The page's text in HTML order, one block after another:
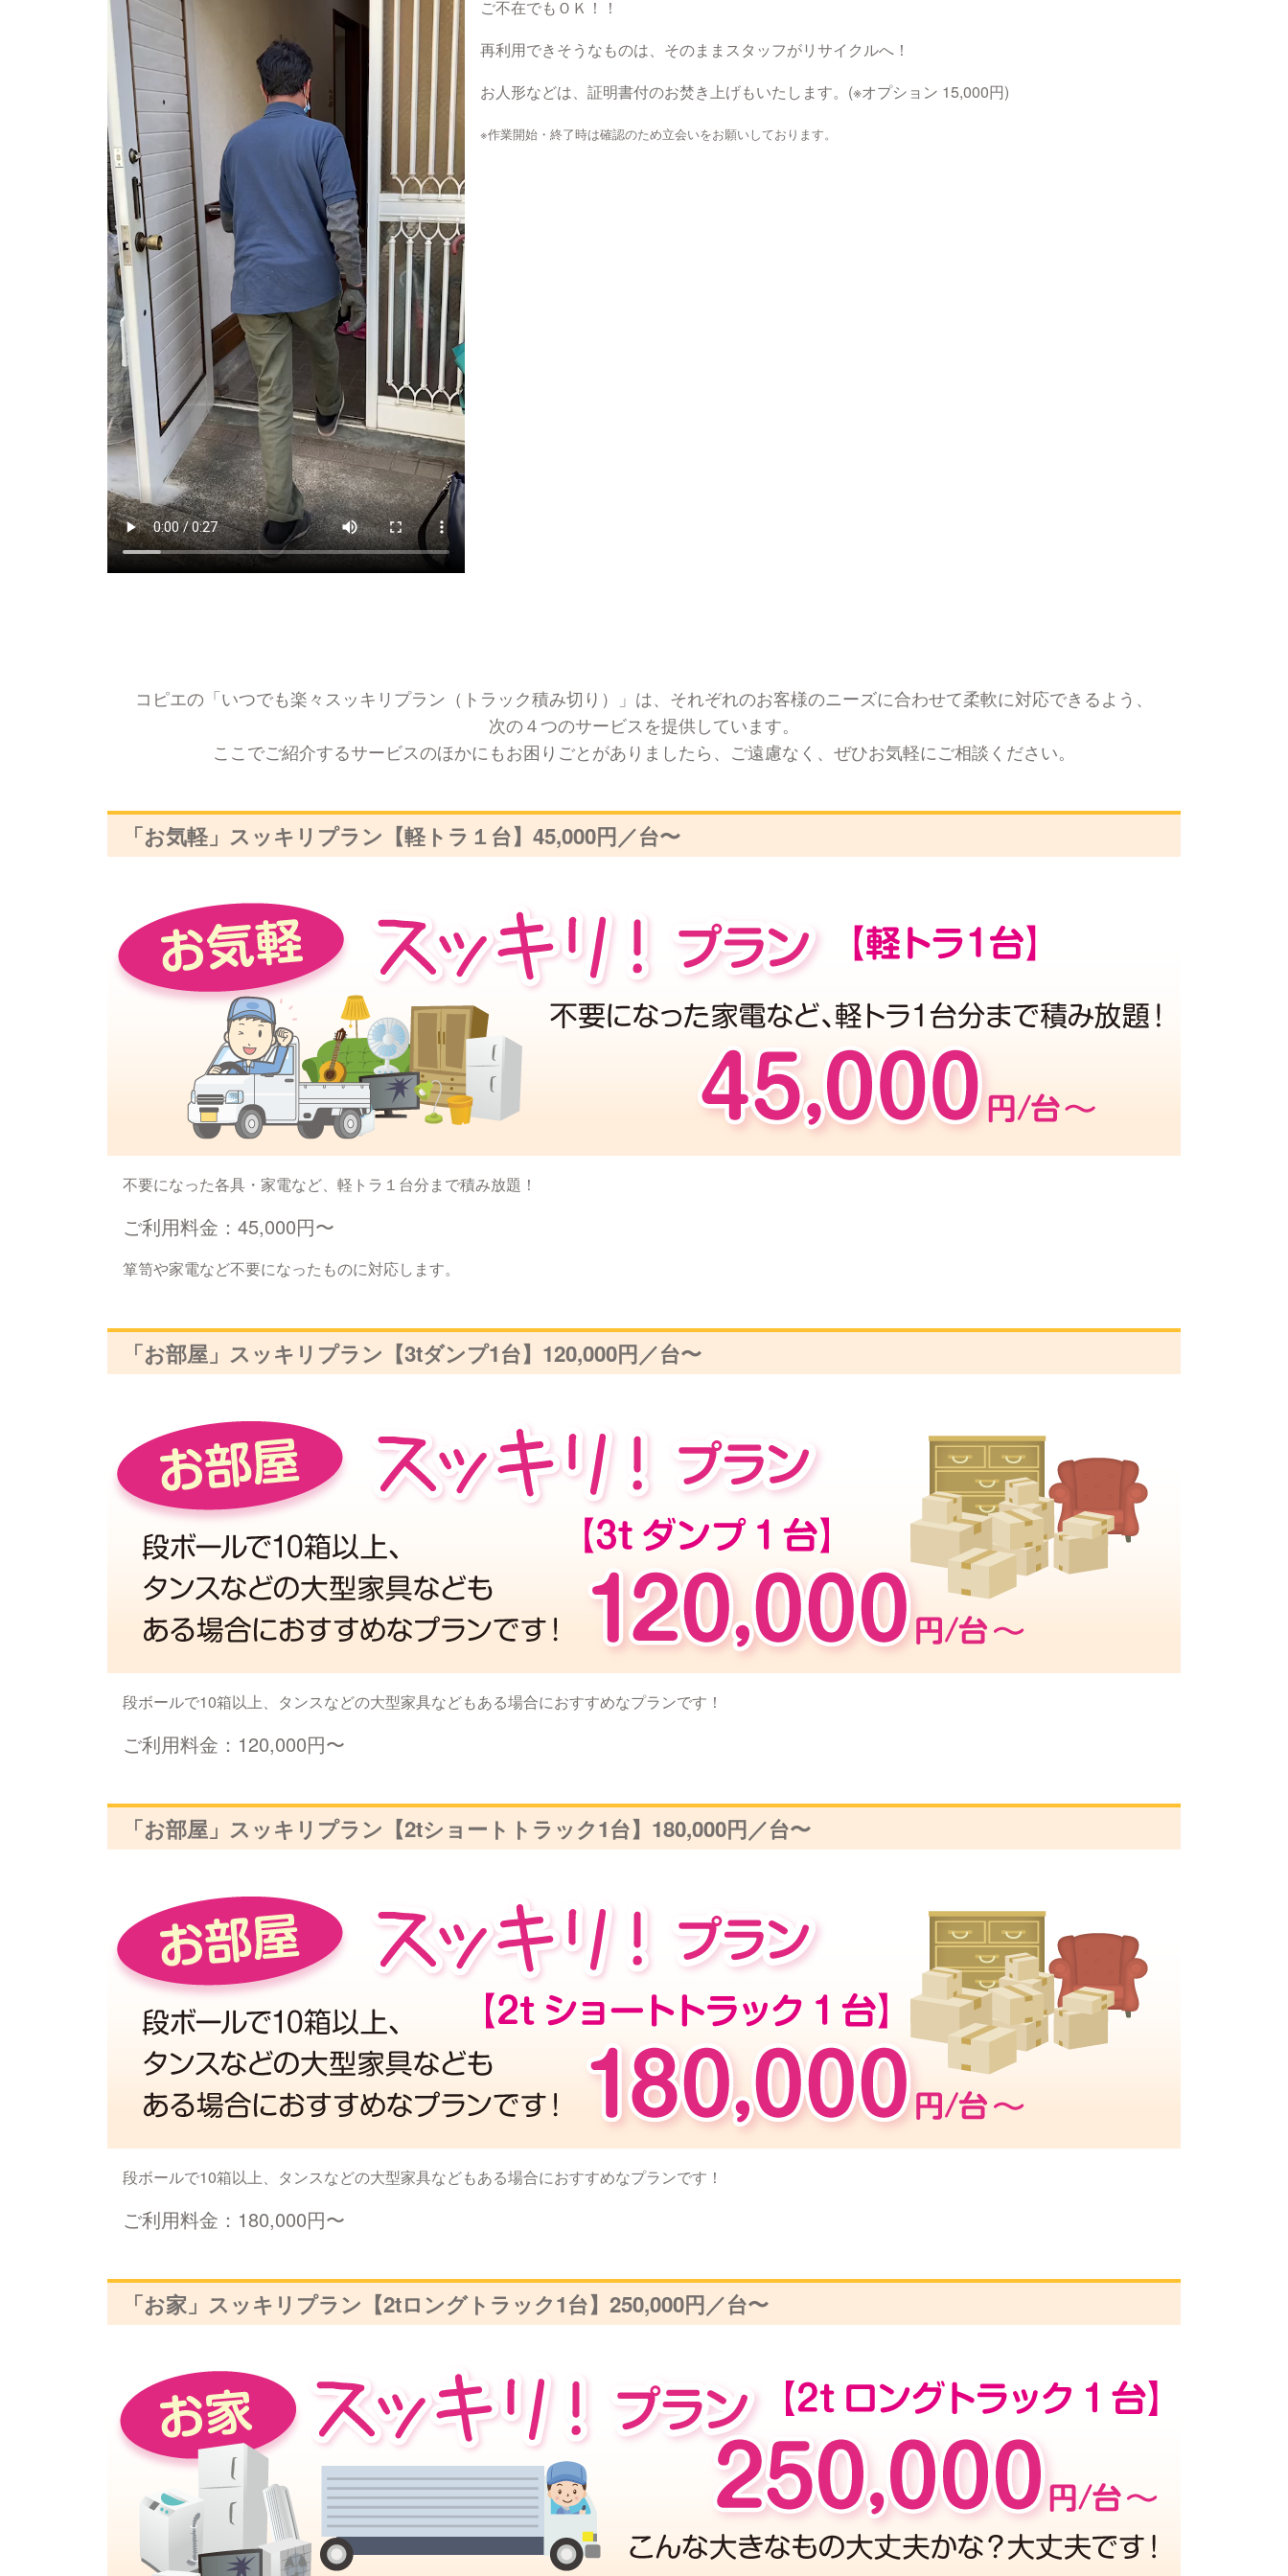
ご不在でもＯＫ！！
再利用できそうなものは、そのままスタッフがリサイクルへ！
お人形などは、証明書付のお焚き上げもいたします。(※オプション 15,000円)
※作業開始・終了時は確認のため立会いをお願いしております。
コピエの「いつでも楽々スッキリプラン（トラック積み切り）」は、それぞれのお客様のニーズに合わせて柔軟に対応できるよう、
次の４つのサービスを提供しています。
ここでご紹介するサービスのほかにもお困りごとがありましたら、ご遠慮なく、ぜひお気軽にご相談ください。
「お気軽」スッキリプラン【軽トラ１台】 45,000円／台〜
不要になった各具・家電など、軽トラ１台分まで積み放題！
ご利用料金：45,000円〜
箪笥や家電など不要になったものに対応します。
「お部屋」スッキリプラン【3tダンプ1台】 120,000円／台〜
段ボールで10箱以上、タンスなどの大型家具などもある場合におすすめなプランです！
ご利用料金：120,000円〜
「お部屋」スッキリプラン【2tショートトラック1台】 180,000円／台〜
段ボールで10箱以上、タンスなどの大型家具などもある場合におすすめなプランです！
ご利用料金：180,000円〜
「お家」スッキリプラン【2tロングトラック1台】 250,000円／台〜